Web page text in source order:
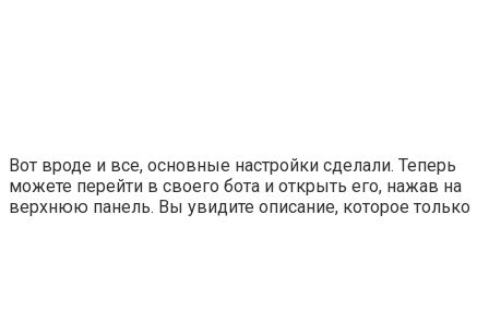
Вот вроде и все, основные настройки сделали. Теперь
можете перейти в своего бота и открыть его, нажав на
верхнюю панель. Вы увидите описание, которое только